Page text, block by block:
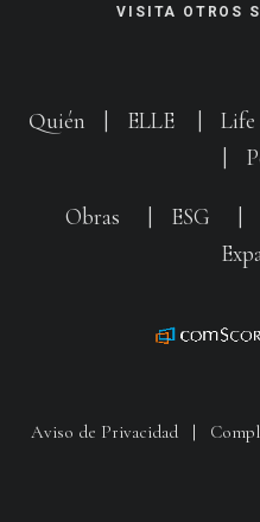
VISITA OTROS
Quién ELLE Life
Obras ESG
Aviso de Privacidad|